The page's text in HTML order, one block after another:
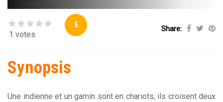
1 votes
5 Share:
Synopsis
Une indienne et un gamin sont en chariots, ils croisent deux